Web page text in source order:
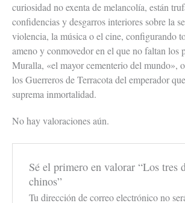
curiosidad no exenta de melancolía, están
confidencias y desgarros interiores sobre la
violencia, la música o el cine, configurando
ameno y conmovedor en el que no faltan los
Muralla, «el mayor cementerio del mundo»,
los Guerreros de Terracota del emperador
suprema inmortalidad.
No hay valoraciones aún.
Sé el primero en valorar “Los tres
chinos”
Tu dirección de correo electrónico no